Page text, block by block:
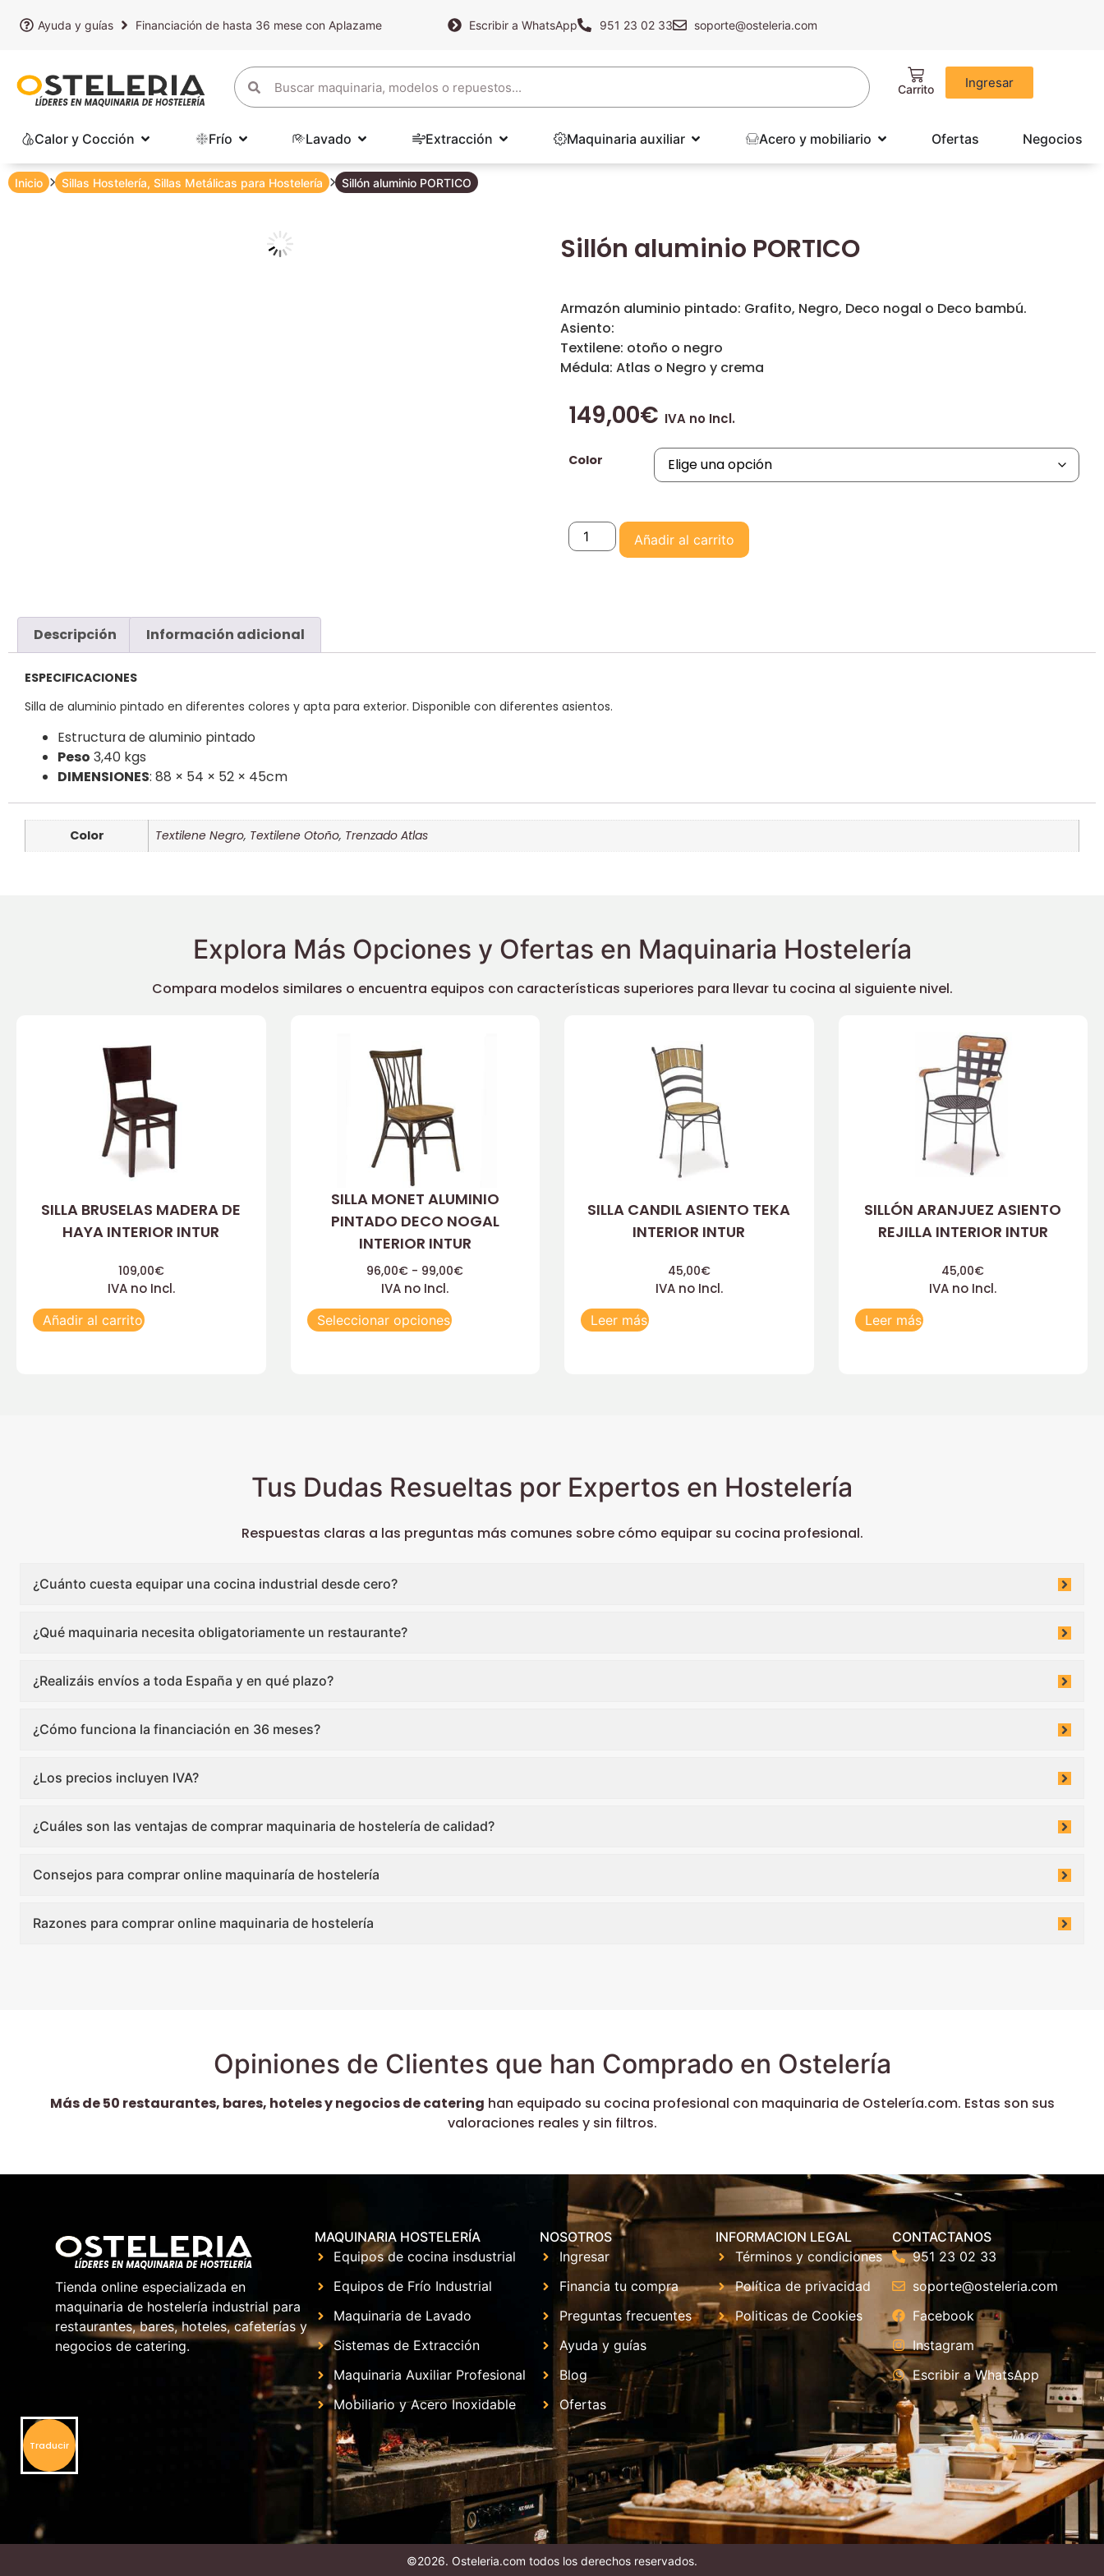
Ayuda y guías Financiación de hasta 36 mese con Aplazame Escribir a WhatsApp 951 23 02 33 soporte@osteleria.com
Ingresar
Calor y Cocción Frío Lavado Extracción Maquinaria auxiliar Acero y mobiliario Ofertas Negocios
Inicio Sillas Hostelería, Sillas Metálicas para Hostelería Sillón aluminio PORTICO
Sillón aluminio PORTICO
Armazón aluminio pintado: Grafito, Negro, Deco nogal o Deco bambú.
Asiento:
Textilene: otoño o negro
Médula: Atlas o Negro y crema
149,00€ IVA no Incl.
Color
Añadir al carrito
Descripción Información adicional
ESPECIFICACIONES
Silla de aluminio pintado en diferentes colores y apta para exterior. Disponible con diferentes asientos.
Estructura de aluminio pintado
Peso 3,40 kgs
DIMENSIONES: 88 × 54 × 52 × 45cm
Color Textilene Negro, Textilene Otoño, Trenzado Atlas
Explora Más Opciones y Ofertas en Maquinaria Hostelería
Compara modelos similares o encuentra equipos con características superiores para llevar tu cocina al siguiente nivel.
SILLA BRUSELAS MADERA DE
HAYA INTERIOR INTUR
109,00€
IVA no Incl.
Añadir al carrito
SILLA MONET ALUMINIO
PINTADO DECO NOGAL
INTERIOR INTUR
96,00€ - 99,00€
IVA no Incl.
Seleccionar opciones
SILLA CANDIL ASIENTO TEKA
INTERIOR INTUR
45,00€
IVA no Incl.
Leer más
SILLÓN ARANJUEZ ASIENTO
REJILLA INTERIOR INTUR
45,00€
IVA no Incl.
Leer más
Tus Dudas Resueltas por Expertos en Hostelería
Respuestas claras a las preguntas más comunes sobre cómo equipar su cocina profesional.
¿Cuánto cuesta equipar una cocina industrial desde cero?
¿Qué maquinaria necesita obligatoriamente un restaurante?
¿Realizáis envíos a toda España y en qué plazo?
¿Cómo funciona la financiación en 36 meses?
¿Los precios incluyen IVA?
¿Cuáles son las ventajas de comprar maquinaria de hostelería de calidad?
Consejos para comprar online maquinaría de hostelería
Razones para comprar online maquinaria de hostelería
Opiniones de Clientes que han Comprado en Ostelería
Más de 50 restaurantes, bares, hoteles y negocios de catering han equipado su cocina profesional con maquinaria de Ostelería.com. Estas son sus
valoraciones reales y sin filtros.
Tienda online especializada en
maquinaria de hostelería industrial para
restaurantes, bares, hoteles, cafeterías y
negocios de catering.
MAQUINARIA HOSTELERÍA
Equipos de cocina insdustrial
Equipos de Frío Industrial
Maquinaria de Lavado
Sistemas de Extracción
Maquinaria Auxiliar Profesional
Mobiliario y Acero Inoxidable
NOSOTROS
Ingresar
Financia tu compra
Preguntas frecuentes
Ayuda y guías
Blog
Ofertas
INFORMACION LEGAL
Términos y condiciones
Política de privacidad
Politicas de Cookies
CONTACTANOS
951 23 02 33
soporte@osteleria.com
Facebook
Instagram
Escribir a WhatsApp
©2026. Osteleria.com todos los derechos reservados.
Traducir